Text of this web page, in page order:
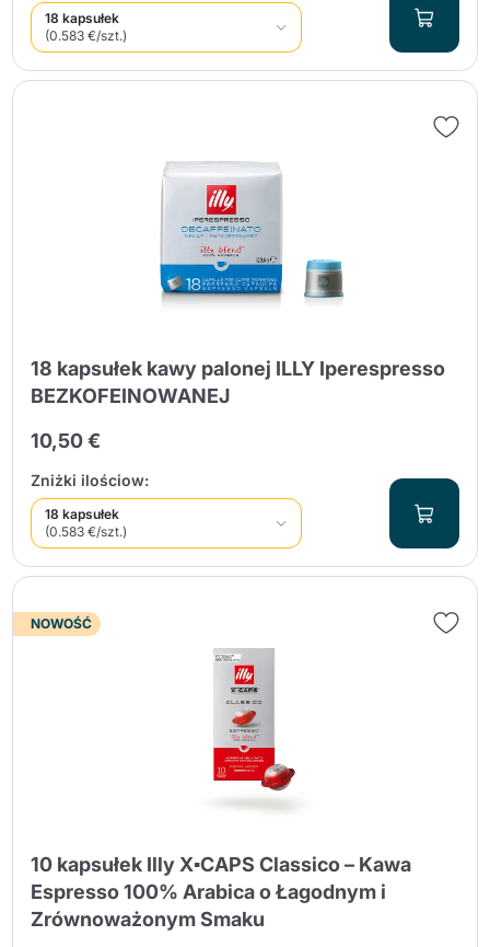
18 kapsułek
(0.583 €/szt.)
18 kapsułek kawy palonej ILLY Iperespresso
BEZKOFEINOWANEJ
10,50 €
Zniżki ilościow:
18 kapsułek
(0.583 €/szt.)
NOWOŚĆ
10 kapsułek Illy X▪CAPS Classico – Kawa
Espresso 100% Arabica o Łagodnym i
Zrównoważonym Smaku